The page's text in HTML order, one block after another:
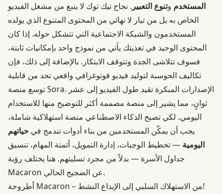
المستخدم وتنوع التعبير . نجاح تيك توك لا ينبع من مشغل الفيديو
الخاص به بل من تيار لا نهائي من المحتوى المتنوع الذي يولده
المستخدمون والشبكة الاجتماعية التي تتشكل حوله. إذا كان
المحتوى الوحيد في تغذيتك يأتي من نموذج واحد بإمكانيات ثابتة،
فسوف تتلاشى الجدة وتتوقف الابتكار. بالإضافة إلى ذلك، فإن
تكاليف الحوسبة لتوليد فيديو فوتوغرافي واقعي تحد من قابلية
توسع منصة Sora. الإصدارات المبكرة تقيد طول الفيديو إلى عشر
ثوانٍ، مما يشير إلى منصة مصممة أكثر للتوضيح منها للاستخدام
اليومي. لكي تصبح الذكاء الاصطناعي منصة استهلاكية شاملة،
يجب أن يمكّن المستخدمين من بناء أدوات تندمج في حياتهم
اليومية — تخطيط الوجبات، إدارة التمويل، أتمتة المهام، تنسيق
جداول الأسرة — بدلاً من مجرد تسليتهم. هنا يختلف رؤية
Macaron عن الضجيج الحالي.
أطروحة Macaron – من الاستهلاك السلبي إلى الإبداع النشط!